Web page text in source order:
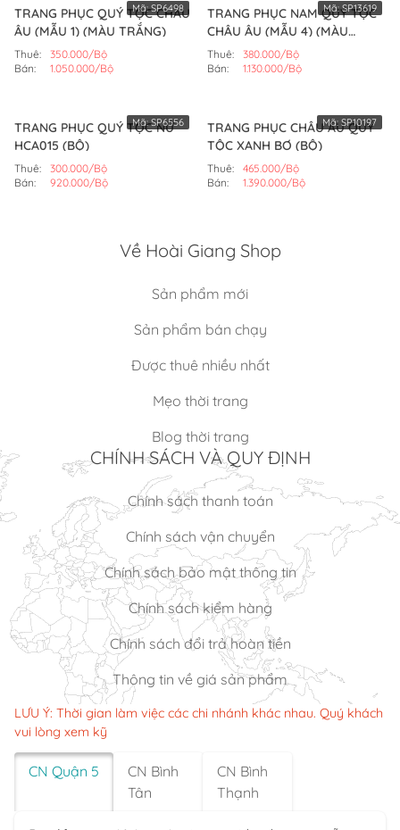
TRANG PHỤC QUÝ TỘC CHÂU
ÂU (MẪU 1) (MÀU TRẮNG)
Thuê:
350.000/Bộ
Bán:
1.050.000/Bộ
Mã:SP6498
TRANG PHỤC NAM QUÝ TỘC
CHÂU ÂU (MẪU 4) (MÀU
TRẮNG)
Thuê:
380.000/Bộ
Bán:
1.130.000/Bộ
Mã:SP13619
TRANG PHỤC QUÝ TỘC NỮ
HCA015 (BỘ)
Thuê:
300.000/Bộ
Bán:
920.000/Bộ
Mã:SP6556
TRANG PHỤC CHÂU ÂU QUÝ
TỘC XANH BƠ (BỘ)
Thuê:
465.000/Bộ
Bán:
1.390.000/Bộ
Mã: SP10197
Về Hoài Giang Shop
Sản phẩm mới
Sản phẩm bán chạy
Được thuê nhiều nhất
Mẹo thời trang
Blog thời trang
CHÍNH SÁCH VÀ QUY ĐỊNH
Chính sách thanh toán
Chính sách vận chuyển
Chính sách bảo mật thông tin
Chính sách kiểm hàng
Chính sách đổi trả hoàn tiền
Thông tin về giá sản phẩm
LƯU Ý: Thời gian làm việc các chi nhánh khác nhau. Quý khách
vui lòng xem kỹ
CN Quận 5
CN Bình
Tân
CN Bình
Thạnh